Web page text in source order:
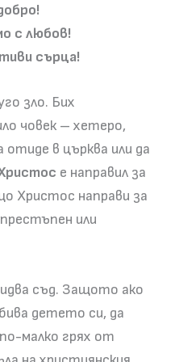
с любов!
сърца!
зло. Бих
човек – хетеро,
отиде в църква или да
е направил за
Христос направи за
или
съд. Защото ако
детето си, да
малко грях от